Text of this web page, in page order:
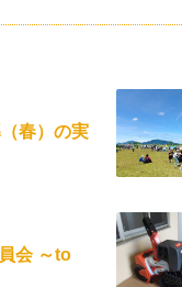
春）の実
会 ～to